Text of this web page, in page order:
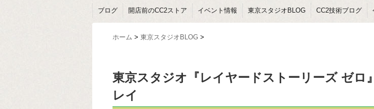
ブログ 開店前のCC2ストア イベント情報 東京スタジオBLOG CC2技術ブログ
ホーム > 東京スタジオBLOG >
東京スタジオ『レイヤードストーリーズ ゼロ
レイ